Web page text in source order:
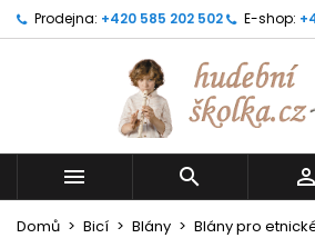
Prodejna: +420 585 202 502 E-shop:
  
Domů Bicí Blány Blány pro